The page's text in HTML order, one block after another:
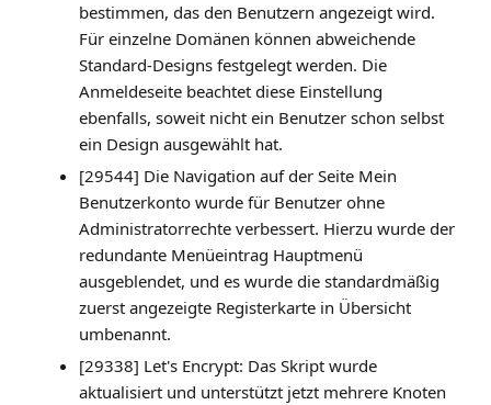
bestimmen, das den Benutzern angezeigt wird.
Für einzelne Domänen können abweichende
Standard-Designs festgelegt werden. Die
Anmeldeseite beachtet diese Einstellung
ebenfalls, soweit nicht ein Benutzer schon selbst
ein Design ausgewählt hat.
[29544] Die Navigation auf der Seite Mein
Benutzerkonto wurde für Benutzer ohne
Administratorrechte verbessert. Hierzu wurde der
redundante Menüeintrag Hauptmenü
ausgeblendet, und es wurde die standardmäßig
zuerst angezeigte Registerkarte in Übersicht
umbenannt.
[29338] Let's Encrypt: Das Skript wurde
aktualisiert und unterstützt jetzt mehrere Knoten